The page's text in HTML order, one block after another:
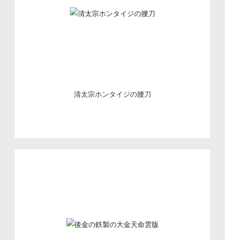
清太宗ホンタイジの腰刀